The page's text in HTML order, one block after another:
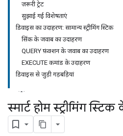
ज़रूरी ट्रेट
सुझाई गई विशेषताएं
डिवाइस का उदाहरण: सामान्य स्ट्रीमिंग स्टिक
सिंक के जवाब का उदाहरण
QUERY फ़ंक्शन के जवाब का उदाहरण
EXECUTE कमांड के उदाहरण
डिवाइस से जुड़ी गड़बड़ियां
स्मार्ट होम स्ट्रीमिंग